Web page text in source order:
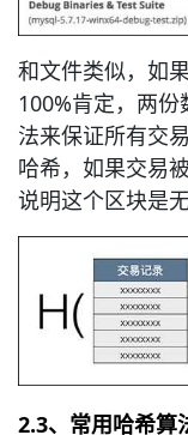
和文件类似，如
100%肯定，两
法来保证所有交
哈希，如果交易
说明这个区块是无
2.3、常用哈希算